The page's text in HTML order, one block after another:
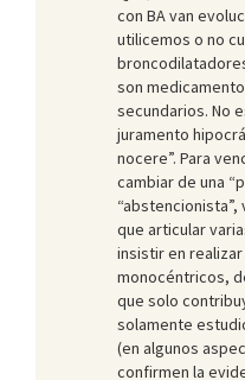
con BA van
utilicemos o no
son
secundarios. No
juramento
nocere”. Para
cambiar de una
que articular
insistir en
monocéntricos,
que solo
solamente
(en algunos
confirmen la